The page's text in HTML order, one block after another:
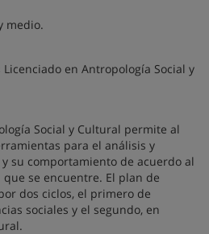
medio.
en Antropología Social y
Social y Cultural permite al
para el análisis y
su comportamiento de acuerdo al
se encuentre. El plan de
dos ciclos, el primero de
sociales y el segundo, en